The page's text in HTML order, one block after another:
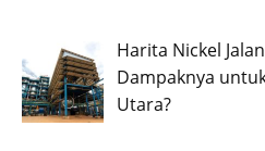
Harita Nickel
Dampaknya
Utara?